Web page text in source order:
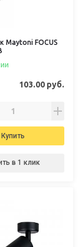
Maytoni FOCUS
103.00 руб.
Купить
в 1 клик